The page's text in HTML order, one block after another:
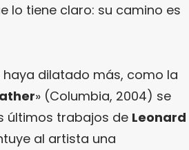
lo tiene claro: su camino es
dilatado más, como la
» (Columbia, 2004) se
últimos trabajos de Leonard
al artista una